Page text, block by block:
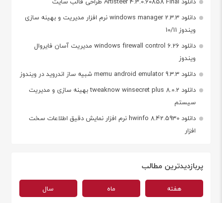
دانلود windows manager 2.3.3 نرم افزار مدیریت و بهینه سازی
ویندوز 10/11
دانلود windows firewall control 6.26 مدیریت آسان فایروال
ویندوز
دانلود memu android emulator 9.3.3 شبیه ساز اندروید در ویندوز
دانلود tweaknow winsecret plus 8.0.2 بهینه سازی و مدیریت
سیستم
دانلود hwinfo 8.42.5930 نرم افزار نمایش دقیق اطلاعات سخت
افزار
پربازدیدترین مطالب
هفته ماه سال